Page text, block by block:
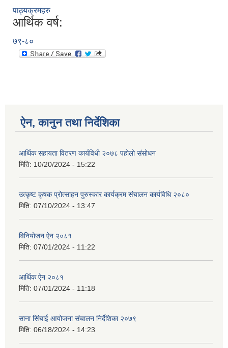
पाठ्यक्रमहरु
आर्थिक वर्ष:
७९-८०
ऐन, कानुन तथा निर्देशिका
आर्थिक सहायता वितरण कार्यविधी २०७८ पहोलो संसोधन
मिति: 10/20/2024 - 15:22
उत्कृष्ट कृषक प्रोत्साहन पुरुस्कार कार्यक्रम संचालन कार्यविधि २०८०
मिति: 07/10/2024 - 13:47
विनियोजन ऐन २०८१
मिति: 07/01/2024 - 11:22
आर्थिक ऐन २०८१
मिति: 07/01/2024 - 11:18
साना सिंचाई आयोजना संचालन निर्देशिका २०७९
मिति: 06/18/2024 - 14:23